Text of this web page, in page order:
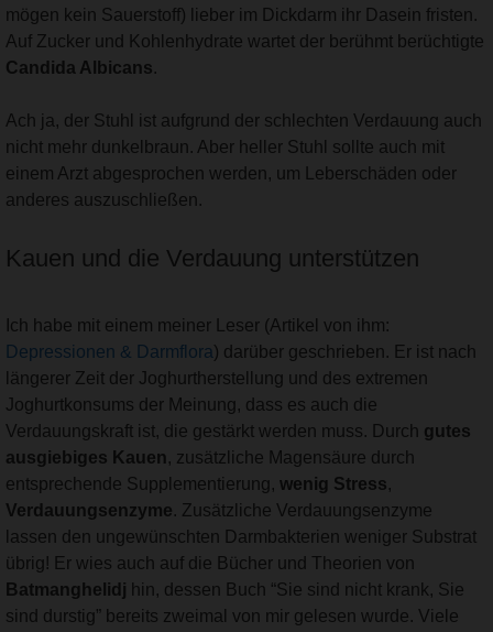
mögen kein Sauerstoff) lieber im Dickdarm ihr Dasein fristen.
Auf Zucker und Kohlenhydrate wartet der berühmt berüchtigte
Candida Albicans.
Ach ja, der Stuhl ist aufgrund der schlechten Verdauung auch
nicht mehr dunkelbraun. Aber heller Stuhl sollte auch mit
einem Arzt abgesprochen werden, um Leberschäden oder
anderes auszuschließen.
Kauen und die Verdauung unterstützen
Ich habe mit einem meiner Leser (Artikel von ihm:
Depressionen & Darmflora) darüber geschrieben. Er ist nach
längerer Zeit der Joghurtherstellung und des extremen
Joghurtkonsums der Meinung, dass es auch die
Verdauungskraft ist, die gestärkt werden muss. Durch gutes
ausgiebiges Kauen , zusätzliche Magensäure durch
entsprechende Supplementierung, wenig Stress,
Verdauungsenzyme. Zusätzliche Verdauungsenzyme
lassen den ungewünschten Darmbakterien weniger Substrat
übrig! Er wies auch auf die Bücher und Theorien von
Batmanghelidj hin, dessen Buch “Sie sind nicht krank, Sie
sind durstig” bereits zweimal von mir gelesen wurde. Viele